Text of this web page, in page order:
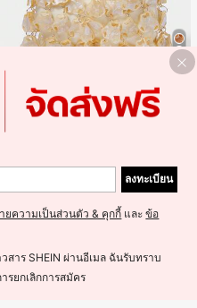
5
SheCarry
SHECARRY กระเป๋าถือสตรี, สีขาว, แฟ
#1 ขายดี
ใน บรรยากาศฤดูร้อน กระเป๋าหูหิ้วด้านบนผู้หญิง
เกือบหมดแล้ว!
#1 ขายดี
ใน บรรยากาศฤดูร้อน กระเป๋าหูหิ้วด้านบนผู้หญิง
499
1
ลงทะเบียน
ยความเป็นส่วนตัว & คุกกี้ และข้อ
สาร SHEIN ผ่านอีเมล ฉันรับทราบ
รยกเลิกการสมัคร